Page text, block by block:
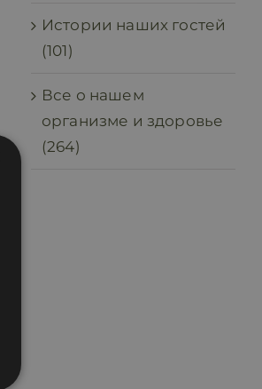
Истории наших гостей
(101)
Все о нашем
организме и здоровье
(264)